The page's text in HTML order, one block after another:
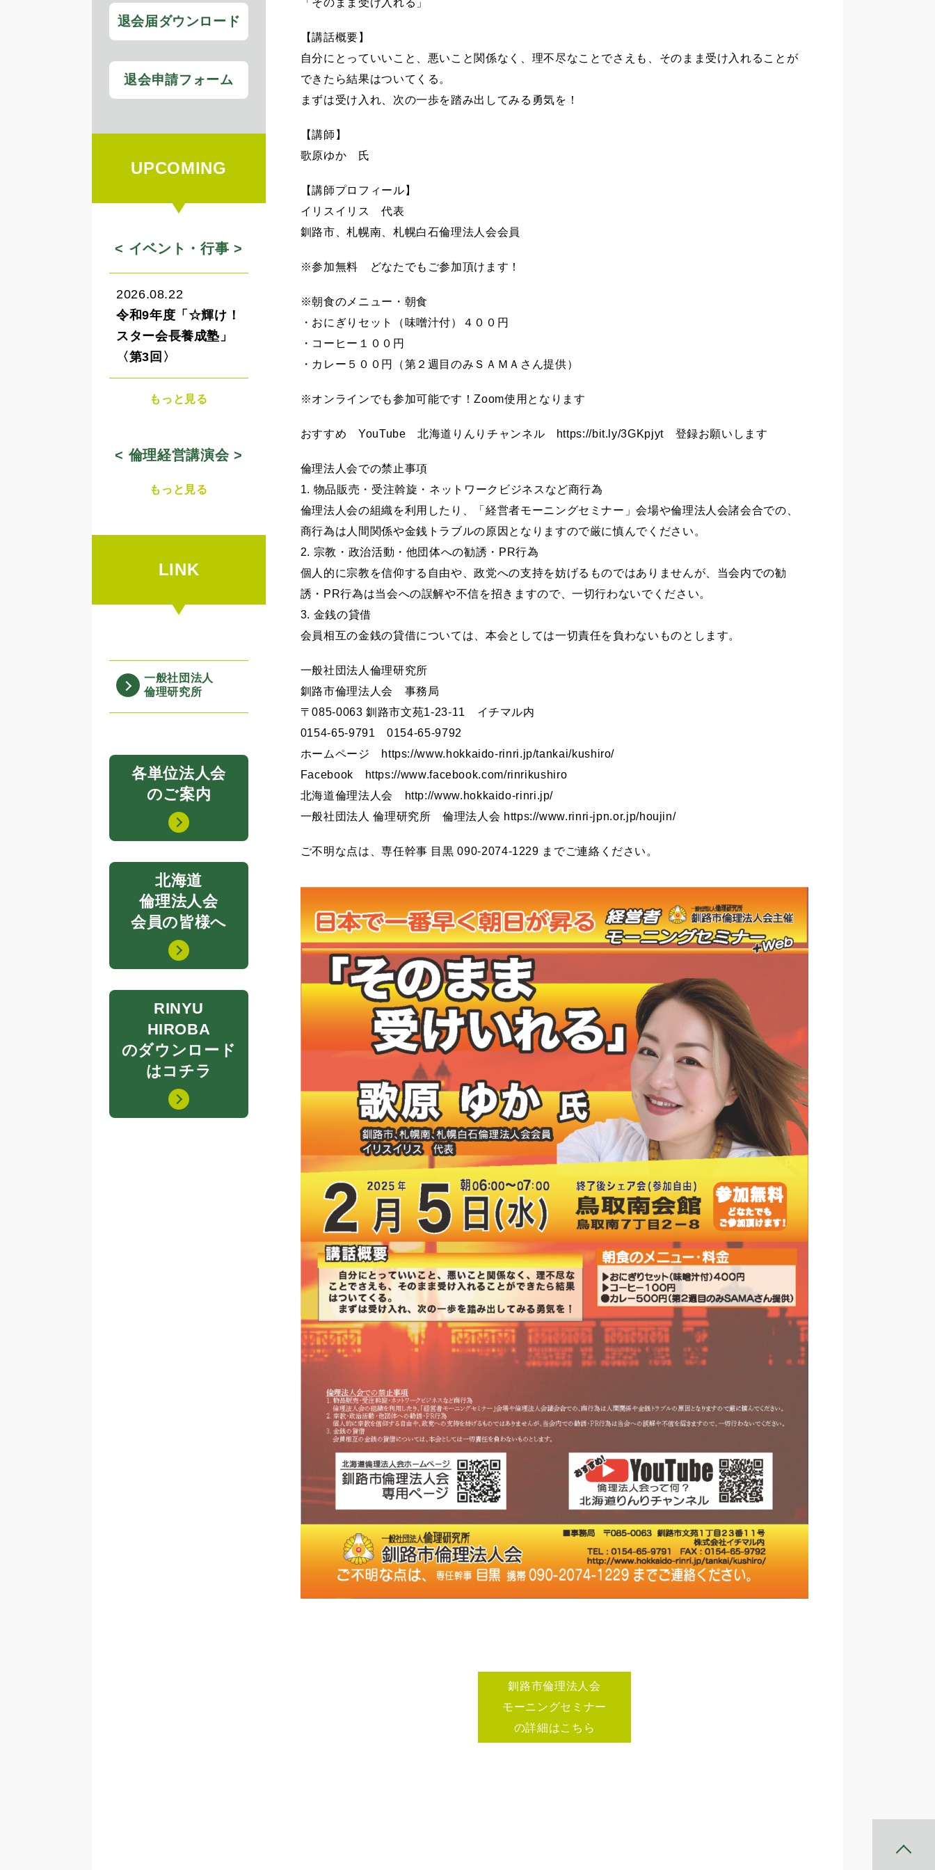
「そのまま受け入れる」
【講話概要】
自分にとっていいこと、悪いこと関係なく、理不尽なことでさえも、そのまま受け入れることが
できたら結果はついてくる。
まずは受け入れ、次の一歩を踏み出してみる勇気を！
【講師】
歌原ゆか 氏
【講師プロフィール】
イリスイリス 代表
釧路市、札幌南、札幌白石倫理法人会会員
※参加無料 どなたでもご参加頂けます！
※朝食のメニュー・朝食
・おにぎりセット（味噌汁付）４００円
・コーヒー１００円
・カレー５００円（第２週目のみＳＡＭＡさん提供）
※オンラインでも参加可能です！Zoom使用となります
おすすめ YouTube 北海道りんりチャンネル https://bit.ly/3GKpjyt 登録お願いします
倫理法人会での禁止事項
1. 物品販売・受注斡旋・ネットワークビジネスなど商行為
倫理法人会の組織を利用したり、「経営者モーニングセミナー」会場や倫理法人会諸会合での、
商行為は人間関係や金銭トラブルの原因となりますので厳に慎んでください。
2. 宗教・政治活動・他団体への勧誘・PR行為
個人的に宗教を信仰する自由や、政党への支持を妨げるものではありませんが、当会内での勧
誘・PR行為は当会への誤解や不信を招きますので、一切行わないでください。
3. 金銭の貸借
会員相互の金銭の貸借については、本会としては一切責任を負わないものとします。
一般社団法人倫理研究所
釧路市倫理法人会 事務局
〒085-0063 釧路市文苑1-23-11 イチマル内
0154-65-9791 0154-65-9792
ホームページ https://www.hokkaido-rinri.jp/tankai/kushiro/
Facebook https://www.facebook.com/rinrikushiro
北海道倫理法人会 http://www.hokkaido-rinri.jp/
一般社団法人 倫理研究所 倫理法人会 https://www.rinri-jpn.or.jp/houjin/
ご不明な点は、専任幹事 目黒 090-2074-1229 までご連絡ください。
釧路市倫理法人会
モーニングセミナー
の詳細はこちら
退会届ダウンロード
退会申請フォーム
UPCOMING
< イベント・行事 >
2026.08.22
令和9年度「☆輝け！
スター会長養成塾」
〈第3回〉
もっと見る
< 倫理経営講演会 >
もっと見る
LINK
一般社団法人
倫理研究所
各単位法人会
のご案内
北海道
倫理法人会
会員の皆様へ
RINYU
HIROBA
のダウンロード
はコチラ